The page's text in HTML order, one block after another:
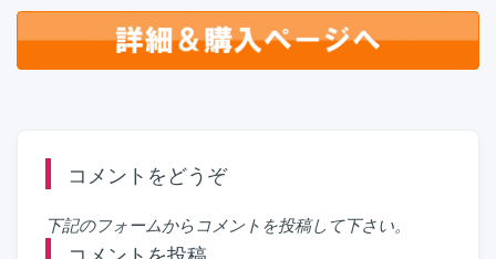
コメントをどうぞ
下記のフォームからコメントを投稿して下さい。